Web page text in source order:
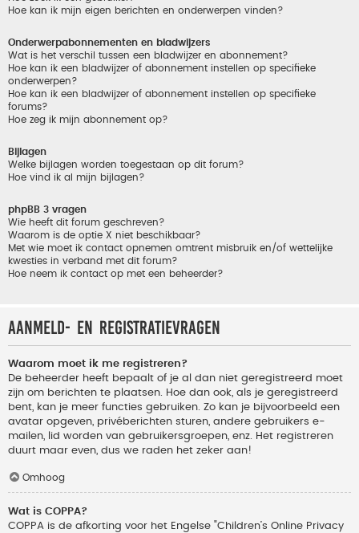
Hoe kan ik mijn eigen berichten en onderwerpen vinden?
Onderwerpabonnementen en bladwijzers
Wat is het verschil tussen een bladwijzer en abonnement?
Hoe kan ik een bladwijzer of abonnement instellen op specifieke
onderwerpen?
Hoe kan ik een bladwijzer of abonnement instellen op specifieke
forums?
Hoe zeg ik mijn abonnement op?
Bijlagen
Welke bijlagen worden toegestaan op dit forum?
Hoe vind ik al mijn bijlagen?
phpBB 3 vragen
Wie heeft dit forum geschreven?
Waarom is de optie X niet beschikbaar?
Met wie moet ik contact opnemen omtrent misbruik en/of wettelijke
kwesties in verband met dit forum?
Hoe neem ik contact op met een beheerder?
Aanmeld- en registratievragen
Waarom moet ik me registreren?
De beheerder heeft bepaalt of je al dan niet geregistreerd moet
zijn om berichten te plaatsen. Hoe dan ook, als je geregistreerd
bent, kan je meer functies gebruiken. Zo kan je bijvoorbeeld een
avatar opgeven, privéberichten sturen, andere gebruikers e-
mailen, lid worden van gebruikersgroepen, enz. Het registreren
duurt maar even, dus we raden het zeker aan!
Omhoog
Wat is COPPA?
COPPA is de afkorting voor het Engelse "Children’s Online Privacy